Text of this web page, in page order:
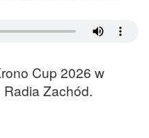
Cup 2026 w
Zachód.